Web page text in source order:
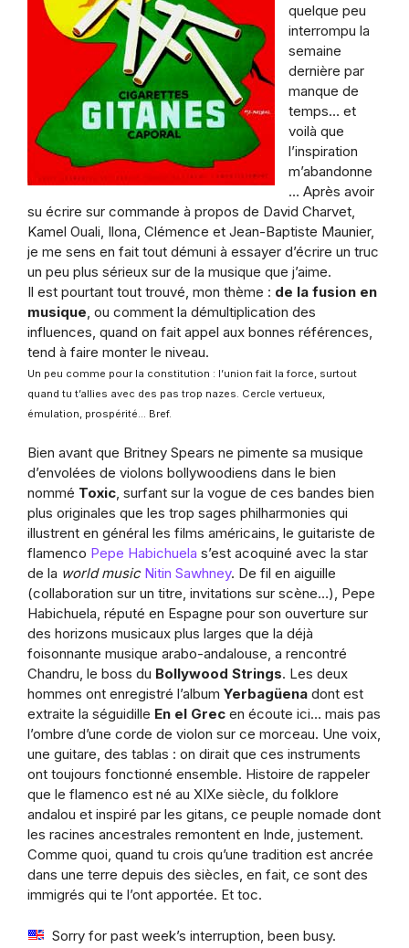
quelque peu
interrompu la
semaine
dernière par
manque de
temps… et
voilà que
l’inspiration
m’abandonne
… Après avoir
su écrire sur commande à propos de David Charvet,
Kamel Ouali, Ilona, Clémence et Jean-Baptiste Maunier,
je me sens en fait tout démuni à essayer d’écrire un truc
un peu plus sérieux sur de la musique que j’aime.
Il est pourtant tout trouvé, mon thème : de la fusion en
musique , ou comment la démultiplication des
influences, quand on fait appel aux bonnes références,
tend à faire monter le niveau.
Un peu comme pour la constitution : l’union fait la force, surtout
quand tu t’allies avec des pas trop nazes. Cercle vertueux,
émulation, prospérité… Bref.
Bien avant que Britney Spears ne pimente sa musique
d’envolées de violons bollywoodiens dans le bien
nommé Toxic, surfant sur la vogue de ces bandes bien
plus originales que les trop sages philharmonies qui
illustrent en général les films américains, le guitariste de
flamenco Pepe Habichuela s’est acoquiné avec la star
de la world music Nitin Sawhney. De fil en aiguille
(collaboration sur un titre, invitations sur scène…), Pepe
Habichuela, réputé en Espagne pour son ouverture sur
des horizons musicaux plus larges que la déjà
foisonnante musique arabo-andalouse, a rencontré
Chandru, le boss du Bollywood Strings. Les deux
hommes ont enregistré l’album Yerbagüena dont est
extraite la séguidille En el Grec en écoute ici… mais pas
l’ombre d’une corde de violon sur ce morceau. Une voix,
une guitare, des tablas : on dirait que ces instruments
ont toujours fonctionné ensemble. Histoire de rappeler
que le flamenco est né au XIXe siècle, du folklore
andalou et inspiré par les gitans, ce peuple nomade dont
les racines ancestrales remontent en Inde, justement.
Comme quoi, quand tu crois qu’une tradition est ancrée
dans une terre depuis des siècles, en fait, ce sont des
immigrés qui te l’ont apportée. Et toc.
Sorry for past week’s interruption, been busy.